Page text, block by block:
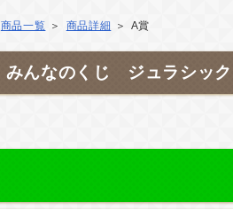
商品一覧 商品詳細 A賞
みんなのくじ ジュラシッ